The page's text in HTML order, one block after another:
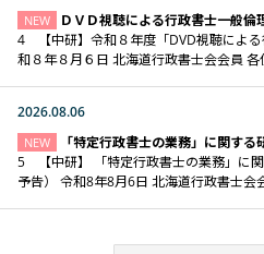
NEW
ＤＶＤ視聴による行政書士一般倫
4 【中研】令和８年度「DVD視聴によ
和８年８月６日 北海道行政書士会会員 各
2026.08.06
NEW
「特定行政書士の業務」に関する
5 【中研】 「特定行政書士の業務」に
予告） 令和8年8月6日 北海道行政書士会